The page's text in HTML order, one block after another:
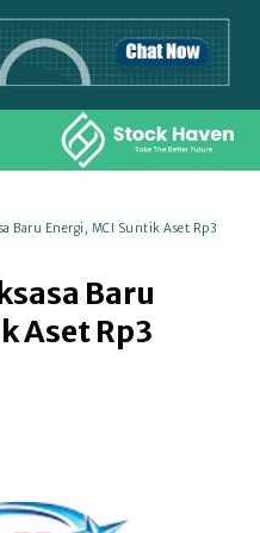
Baru Energi, MCI Suntik Aset Rp3
Baru
Aset Rp3